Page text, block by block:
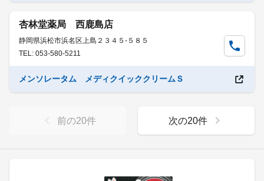
杏林堂薬局 西鹿島店
静岡県浜松市浜名区上島２３４５-５８５
TEL: 053-580-5211
メンソレータム メディクイッククリームＳ
前の20件 次の20件